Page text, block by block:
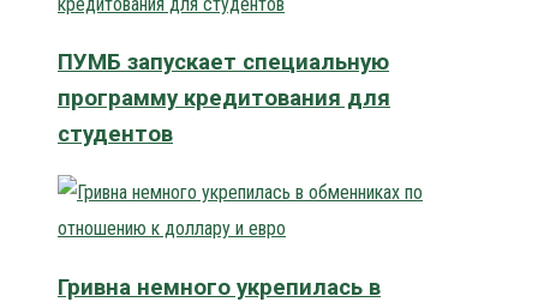
ПУМБ запускает специальную
программу кредитования для
студентов
Гривна немного укрепилась в